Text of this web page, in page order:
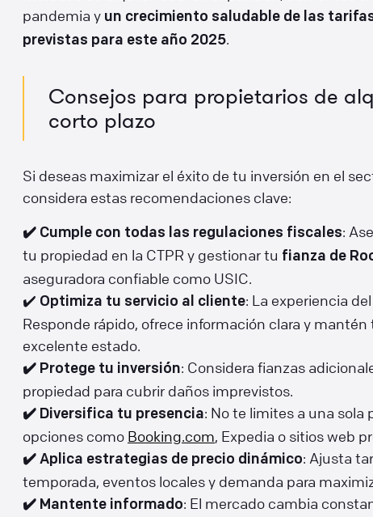
pandemia y un crecimiento saludable de las
previstas para este año 2025.
Consejos para propietarios de
corto plazo
Si deseas maximizar el éxito de tu inversión en el
considera estas recomendaciones clave:
✔️ Cumple con todas las regulaciones fiscales:
tu propiedad en la CTPR y gestionar tu fianza de
aseguradora confiable como USIC.
✔️ Optimiza tu servicio al cliente: La experiencia
Responde rápido, ofrece información clara y
excelente estado.
✔️ Protege tu inversión: Considera fianzas
propiedad para cubrir daños imprevistos.
✔️ Diversifica tu presencia: No te limites a una sola
opciones como Booking.com, Expedia o sitios web
✔️ Aplica estrategias de precio dinámico: Ajusta
temporada, eventos locales y demanda para
✔️ Mantente informado: El mercado cambia